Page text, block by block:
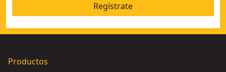
Regístrate
Productos